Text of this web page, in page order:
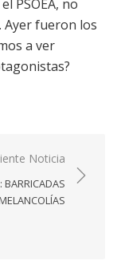
PSOEA, no
Ayer fueron los
a ver
Noticia
BARRICADAS